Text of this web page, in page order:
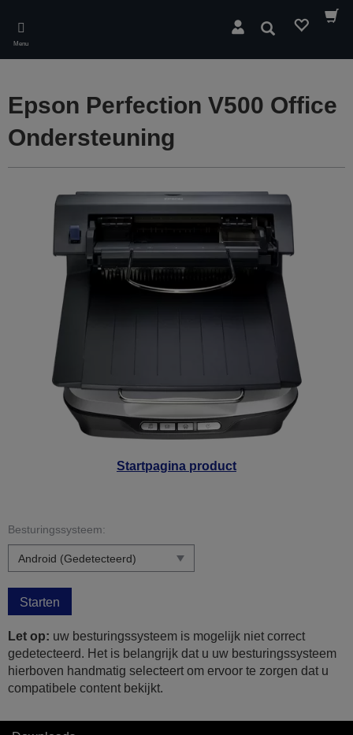
main
content
Menu
Zoeken
Startpagina product
Epson Perfection V500 Office
Ondersteuning
Besturingssysteem:
Starten
Let op: uw besturingssysteem is mogelijk niet correct
gedetecteerd. Het is belangrijk dat u uw besturingssysteem
hierboven handmatig selecteert om ervoor te zorgen dat u
compatibele content bekijkt.